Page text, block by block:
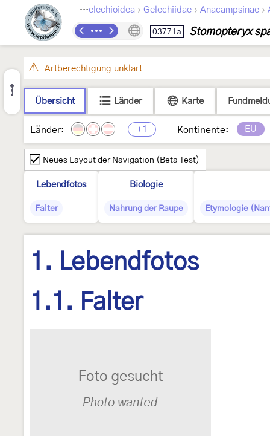
Lepidoptera › Gelechioidea › Gelechiidae › Anacampsinae ›
03771a Stomopteryx
Artberechtigung unklar!
Übersicht Länder Karte
Länder: +1 Kontinente: EU
Neues Layout der Navigation (Beta Test)
Lebendfotos
Falter
Biologie
Nahrung der Raupe Etymologie
1. Lebendfotos
1.1. Falter